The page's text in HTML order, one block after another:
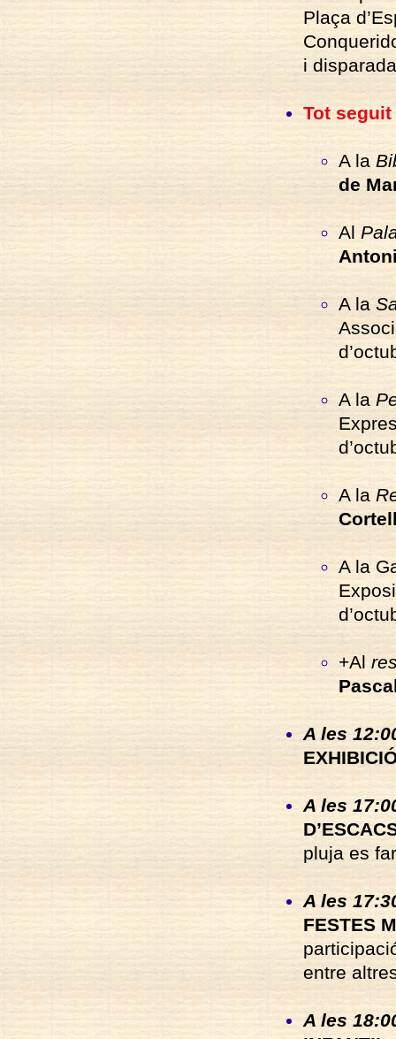
Plaça
i
Tot seguit
A la
de
Al
A la
A la
A la
A la
+Al
A les
A les
pluja es
A les
FESTES
entre
A les